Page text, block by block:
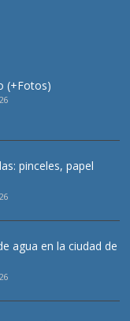
(+Fotos)
pinceles, papel
agua en la ciudad de